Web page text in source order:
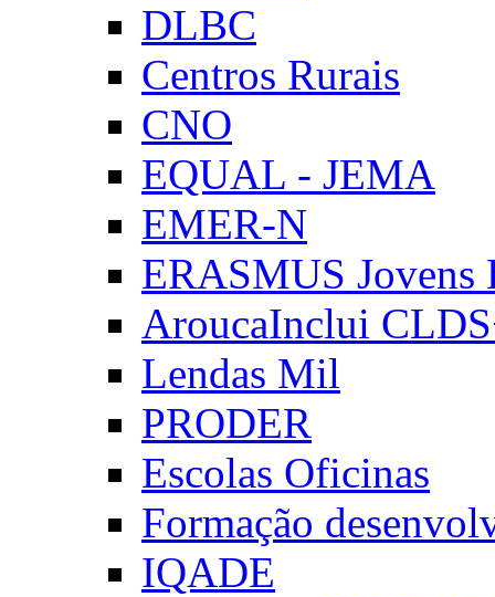
DLBC
Centros Rurais
CNO
EQUAL - JEMA
EMER-N
ERASMUS Jovens
AroucaInclui
Lendas Mil
PRODER
Escolas Oficinas
Formação
IQADE